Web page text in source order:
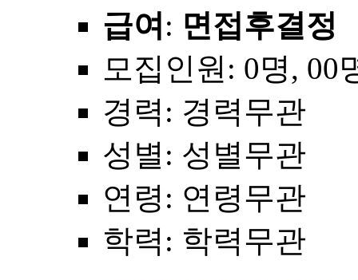
급여: 면접후결정
모집인원 : 0명, 00
경력 : 경력무관
성별 : 성별무관
연령: 연령무관
학력 : 학력무관